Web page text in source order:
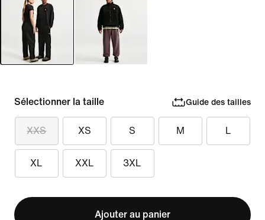
Sélectionner la taille Guide des tailles
XXS XS S M L
XL XXL 3XL
Ajouter au panier